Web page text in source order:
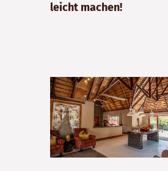
leicht machen!